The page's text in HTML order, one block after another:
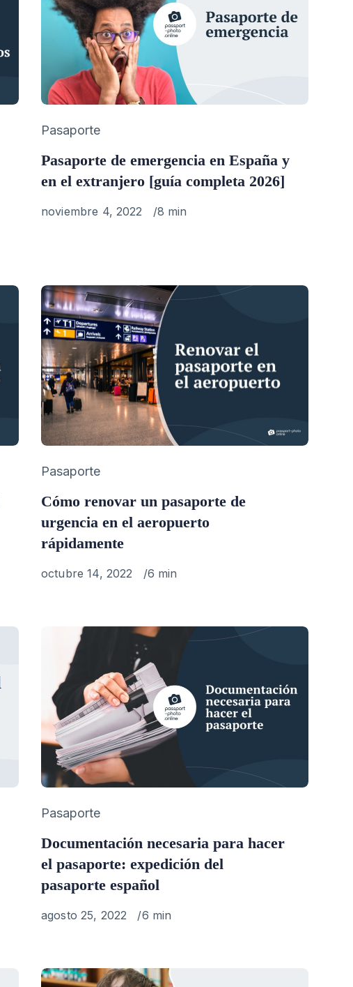
Category
Pasaporte
Pasaporte de emergencia en España y
en el extranjero [guía completa 2026]
Published
noviembre 4, 2022 8 min
Category
Pasaporte
Cómo renovar un pasaporte de
urgencia en el aeropuerto
rápidamente
Published
octubre 14, 2022 6 min
Category
Pasaporte
Documentación necesaria para hacer
el pasaporte: expedición del
pasaporte español
Published
agosto 25, 2022 6 min